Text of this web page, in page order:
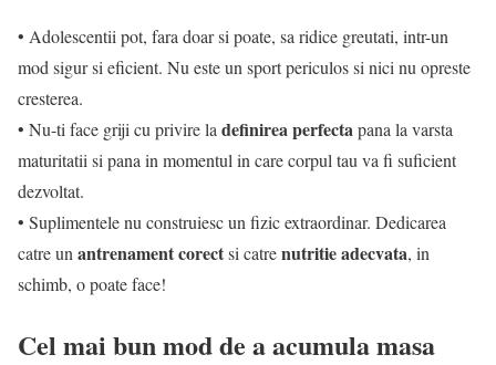
• Adolescentii pot, fara doar si poate, sa ridice greutati, intr-un
mod sigur si eficient. Nu este un sport periculos si nici nu opreste
cresterea.
• Nu-ti face griji cu privire la definirea perfectapana la varsta
maturitatii si pana in momentul in care corpul tau va fi suficient
dezvoltat.
• Suplimentele nu construiesc un fizic extraordinar. Dedicarea
catre un antrenament corectsi catrenutritie adecvata, in
schimb, o poate face!
Cel mai bun mod de a acumula masa